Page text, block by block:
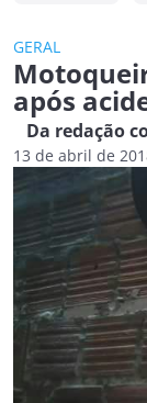
GERAL
após
Da redação
13 de abril de